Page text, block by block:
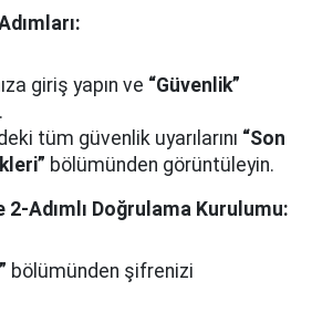
giriş yapın ve “Güvenlik”
tüm güvenlik uyarılarını “Son
bölümünden görüntüleyin.
Adımlı Doğrulama Kurulumu:
bölümünden şifrenizi